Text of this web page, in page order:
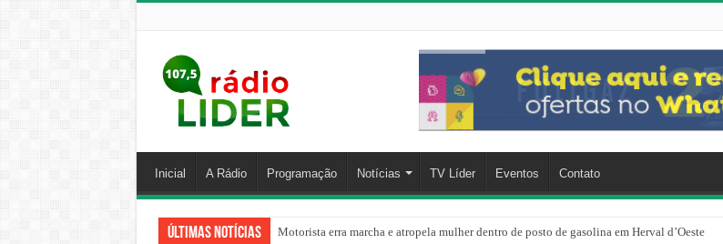
Inicial A Rádio Programação Notícias TV Líder Eventos Contato
Últimas Notícias Motorista erra marcha e atropela mulher dentro de posto de gasolina em Herval d’Oeste